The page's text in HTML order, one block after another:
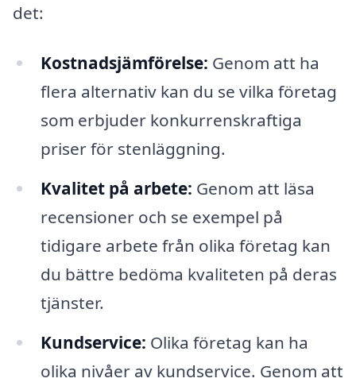
det:
Kostnadsjämförelse: Genom att ha
flera alternativ kan du se vilka företag
som erbjuder konkurrenskraftiga
priser för stenläggning.
Kvalitet på arbete: Genom att läsa
recensioner och se exempel på
tidigare arbete från olika företag kan
du bättre bedöma kvaliteten på deras
tjänster.
Kundservice: Olika företag kan ha
olika nivåer av kundservice. Genom att